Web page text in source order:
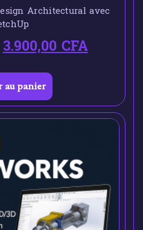
Architectural avec
3.900,00CFA
au panier